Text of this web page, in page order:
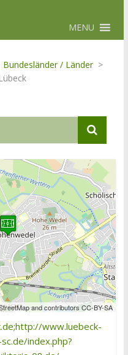
MENU
Bundesländer / Länder >
and contributors CC-BY-SA
www.luebeck-
index.php?